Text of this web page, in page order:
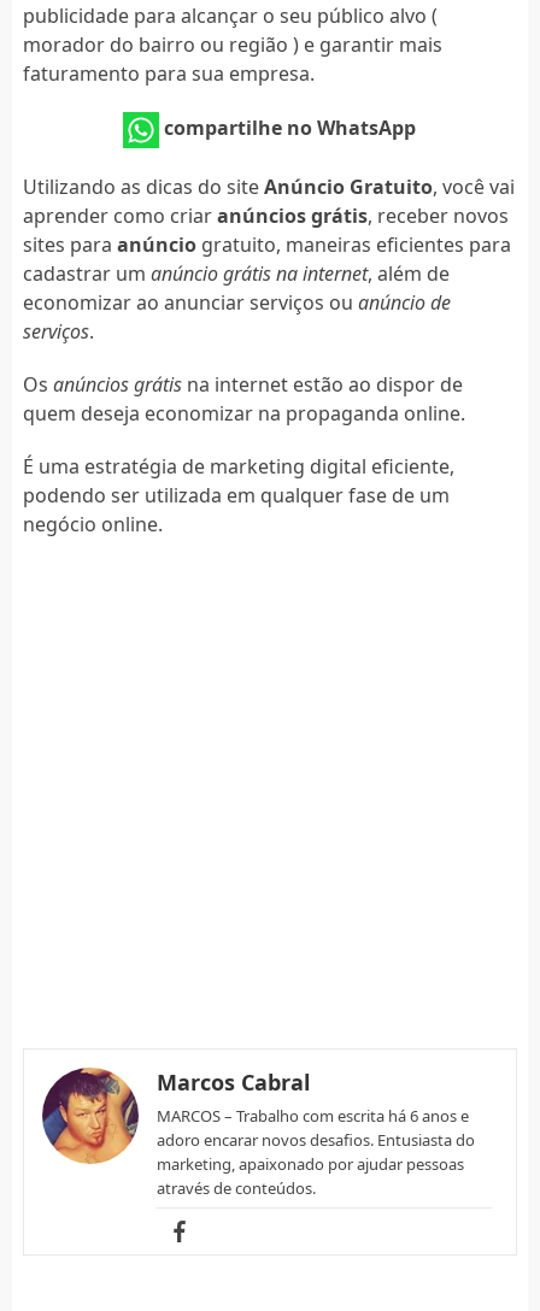
publicidade para alcançar o seu público alvo (
morador do bairro ou região ) e garantir mais
faturamento para sua empresa.
compartilhe no WhatsApp
Utilizando as dicas do siteAnúncio Gratuito, você vai
aprender como criaranúncios grátis, receber novos
sites para anúnciogratuito, maneiras eficientes para
cadastrar um anúncio grátis na internet, além de
economizar ao anunciar serviços ou anúncio de
serviços.
Os anúncios grátisna internet estão ao dispor de
quem deseja economizar na propaganda online.
É uma estratégia de marketing digital eficiente,
podendo ser utilizada em qualquer fase de um
negócio online.
Marcos Cabral
MARCOS – Trabalho com escrita há 6 anos e
adoro encarar novos desafios. Entusiasta do
marketing, apaixonado por ajudar pessoas
através de conteúdos.